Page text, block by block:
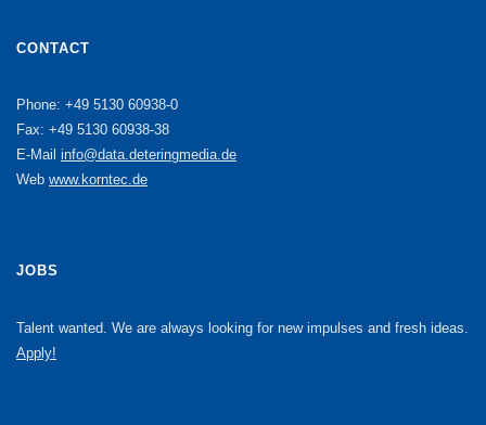
CONTACT
Phone: +49 5130 60938-0
Fax: +49 5130 60938-38
E-Mail info@data.deteringmedia.de
Web www.korntec.de
JOBS
Talent wanted. We are always looking for new impulses and fresh ideas.
Apply!